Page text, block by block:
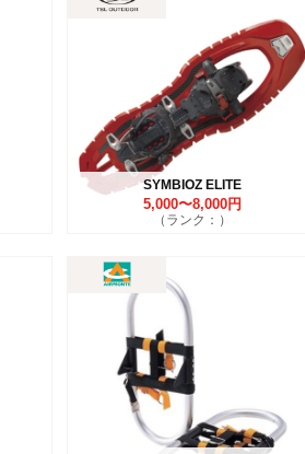
SYMBIOZ ELITE
5,000〜8,000円
（ランク：）